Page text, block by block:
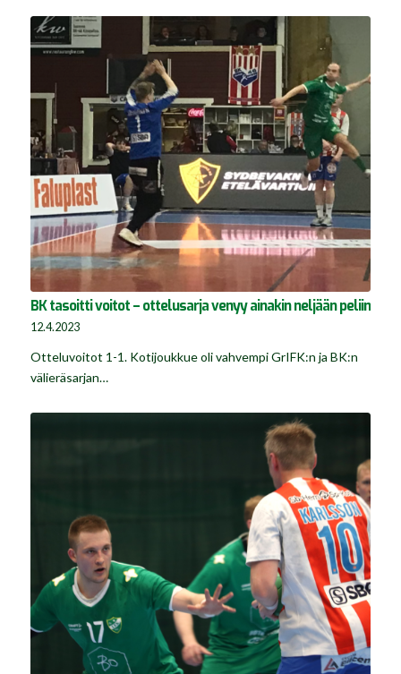
BK tasoitti voitot – ottelusarja venyy ainakin neljään peliin
12.4.2023
Otteluvoitot 1-1. Kotijoukkue oli vahvempi GrIFK:n ja BK:n
välieräsarjan…